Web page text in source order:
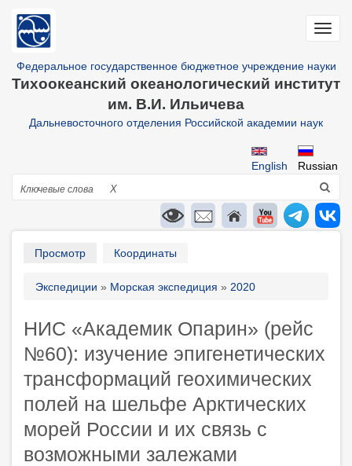
основному
Федеральное государственное бюджетное учреждение науки
Тихоокеанский океанологический институт
им. В.И. Ильичева
Дальневосточного отделения Российской академии наук
Russian
English
Поиск
X
Primary
Просмотр Координаты
Строка
Экспедиции Морская экспедиция 2020
НИС «Академик Опарин» (рейс
№60): изучение эпигенетических
трансформаций геохимических
полей на шельфе Арктических
морей России и их связь с
возможными залежами